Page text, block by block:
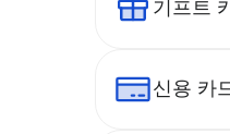
기프트
신용 카